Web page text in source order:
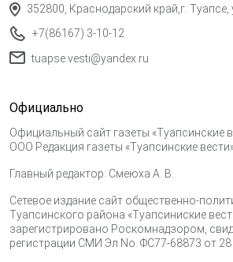
352800, Краснодарский край,г.
+7(86167) 3-10-12
tuapse.vesti@yandex.ru
Официально
Официальный сайт газеты «Туапсинские
ООО Редакция газеты «Туапсинские
Главный редактор: Смеюха А. В.
Сетевое издание сайт общественно-
Туапсинского района «Туапсиниские
зарегистрировано Роскомнадзором,
регистрации СМИ Эл No. ФС77-68873 от